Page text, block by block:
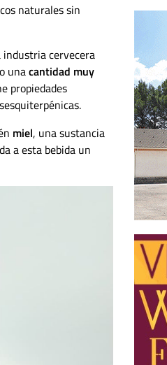
naturales sin
industria cervecera
unacantidad muy
propiedades
miel, una sustancia
a esta bebida un